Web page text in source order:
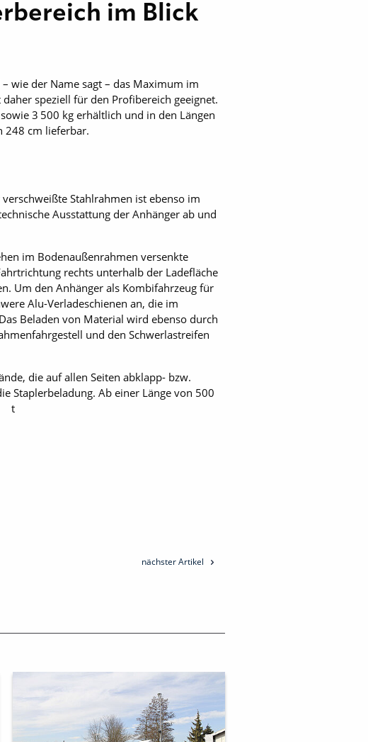
im Blick
wie der Name sagt – das Maximum im
speziell für den Profibereich geeignet.
3 500 kg erhältlich und in den Längen
248 cm lieferbar.
Stahlrahmen ist ebenso im
Ausstattung der Anhänger ab und
im Bodenaußenrahmen versenkte
rechts unterhalb der Ladefläche
Um den Anhänger als Kombifahrzeug für
Alu-Verladeschienen an, die im
Beladen von Material wird ebenso durch
und den Schwerlastreifen
die auf allen Seiten abklapp- bzw.
Staplerbeladung. Ab einer Länge von 500
t
nächster Artikel